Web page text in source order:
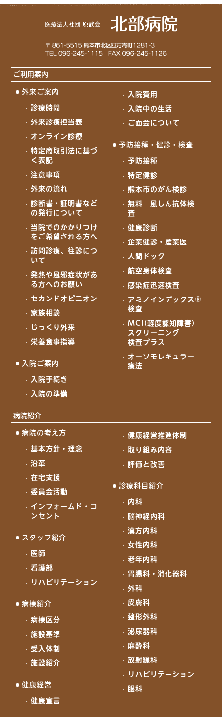
ご利用案内
外来ご案内
診療時間
外来診療担当表
オンライン診療
特定商取引法に基づ
く表記
注意事項
外来の流れ
診断書・証明書など
の発行について
当院でのかかりつけ
をご希望される方へ
訪問診療、往診につ
いて
発熱や風邪症状があ
る方へのお願い
セカンドオピニオン
家族相談
じっくり外来
栄養食事指導
入院ご案内
入院手続き
入院の準備
入院費用
入院中の生活
ご面会について
予防接種・健診・検査
予防接種
特定健診
熊本市のがん検診
無料 風しん抗体検
査
健康診断
企業健診・産業医
人間ドック
航空身体検査
感染症迅速検査
アミノインデックス®
検査
MCI(軽度認知障害)
スクリーニング
検査プラス
オーソモレキュラー
療法
病院紹介
病院の考え方
基本方針・理念
沿革
在宅支援
委員会活動
インフォームド・コ
ンセント
スタッフ紹介
医師
看護部
リハビリテーション
病棟紹介
病棟区分
施設基準
受入体制
施設紹介
健康経営
健康宣言
健康経営推進体制
取り組み内容
評価と改善
診療科目紹介
内科
脳神経内科
漢方内科
女性内科
老年内科
胃腸科・消化器科
外科
皮膚科
整形外科
泌尿器科
麻酔科
放射線科
リハビリテーション
眼科